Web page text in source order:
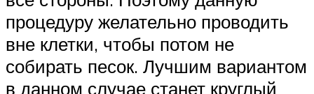
процедуру желательно проводить
вне клетки, чтобы потом не
собирать песок. Лучшим вариантом
в данном случае станет круглый